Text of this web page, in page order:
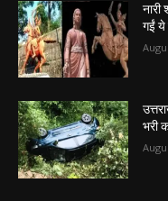
गईं ये
भरी